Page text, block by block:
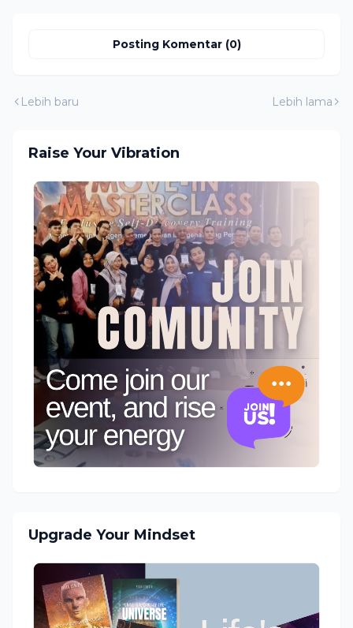
Posting Komentar (0)
Lebih baru Lebih lama
Raise Your Vibration
Upgrade Your Mindset